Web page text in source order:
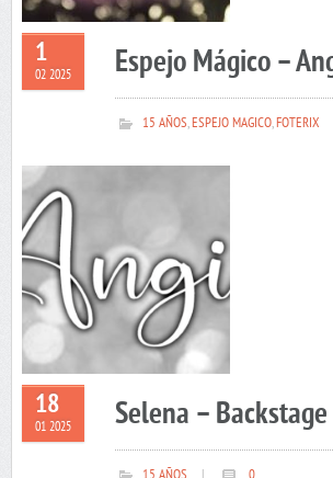
1
02 2025 Espejo Mágico –
15 AÑOS,ESPEJO MAGICO,FOTERIX
18
01 2025 Selena – Backstage